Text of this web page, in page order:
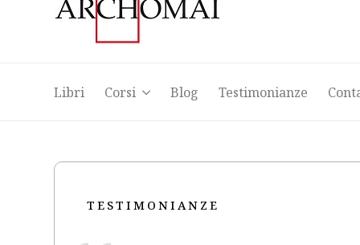
Libri Corsi Blog Testimonianze
TESTIMONIANZE